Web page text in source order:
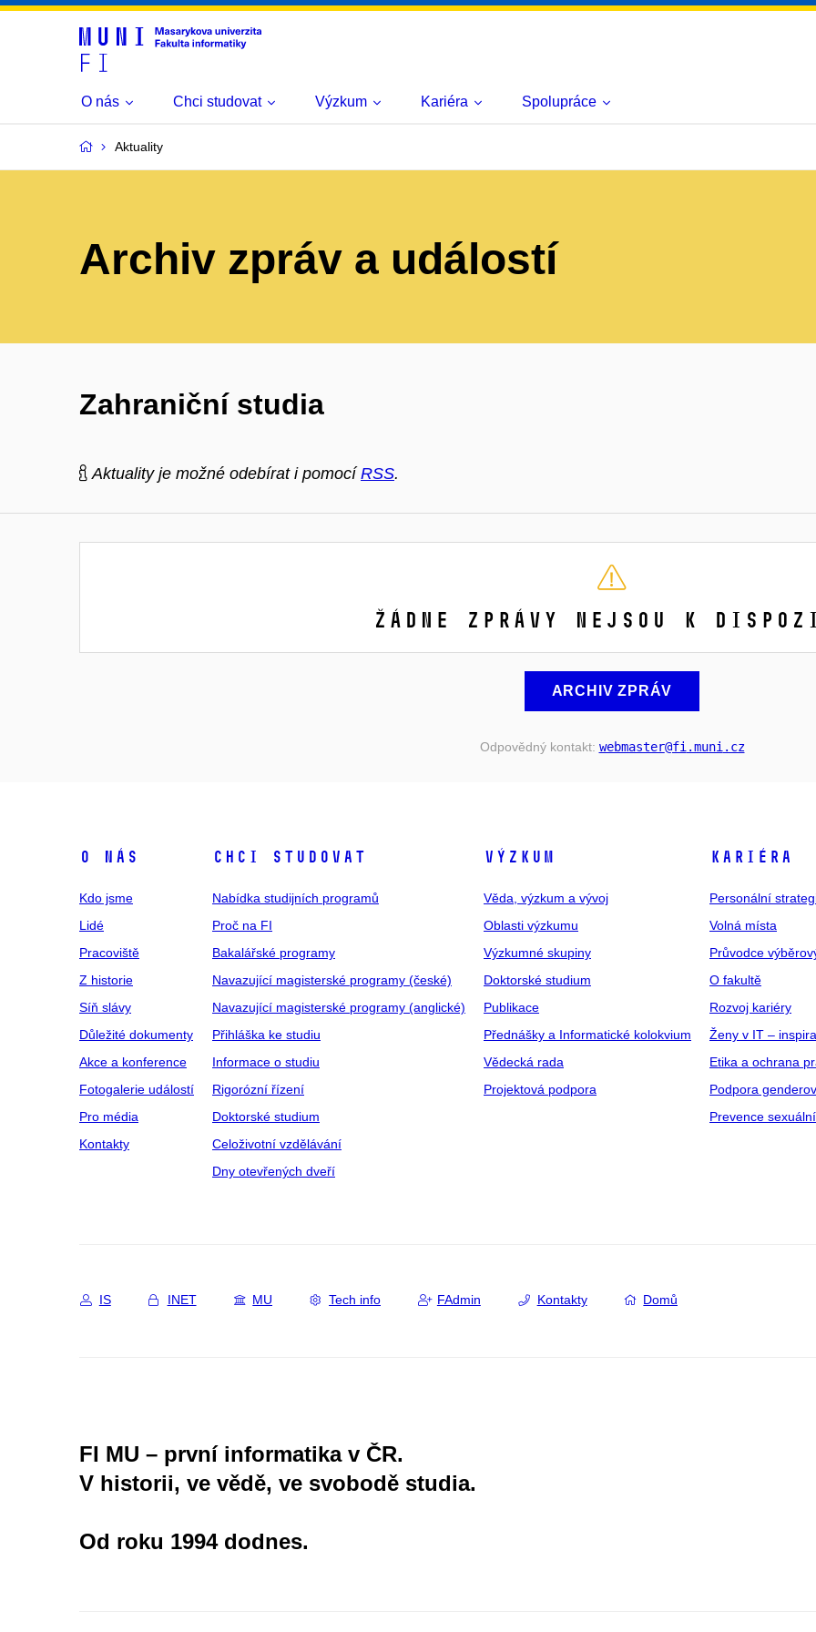
O nás Chci studovat Výzkum Kariéra Spolupráce
Aktuality
Archiv zpráv a událostí
Zahraniční studia
Aktuality je možné odebírat i pomocíRSS.
Žádne zprávy nejsou k
ARCHIV ZPRÁV
Odpovědný kontakt: webmaster@fi .muni .cz
O NÁS
Kdo jsme
Lidé
Pracoviště
Z historie
Síň slávy
Důležité dokumenty
Akce a konference
Fotogalerie událostí
Pro média
Kontakty
CHCI STUDOVAT
Nabídka studijních programů
Proč na FI
Bakalářské programy
Navazující magisterské programy (české)
Navazující magisterské programy (anglické)
Přihláška ke studiu
Informace o studiu
Rigorózní řízení
Doktorské studium
Celoživotní vzdělávání
Dny otevřených dveří
VÝZKUM
Věda, výzkum a vývoj
Oblasti výzkumu
Výzkumné skupiny
Doktorské studium
Publikace
Přednášky a Informatické kolokvium
Vědecká rada
Projektová podpora
KARIÉRA
Personální
Volná místa
Průvodce
O fakultě
Rozvoj kariéry
Ženy v IT –
Etika a ochrana
Podpora
Prevence
IS INET MU Tech info FAdmin Kontakty Domů
FI MU – první informatika v ČR.
V historii, ve vědě, ve svobodě studia.
Od roku 1994 dodnes.